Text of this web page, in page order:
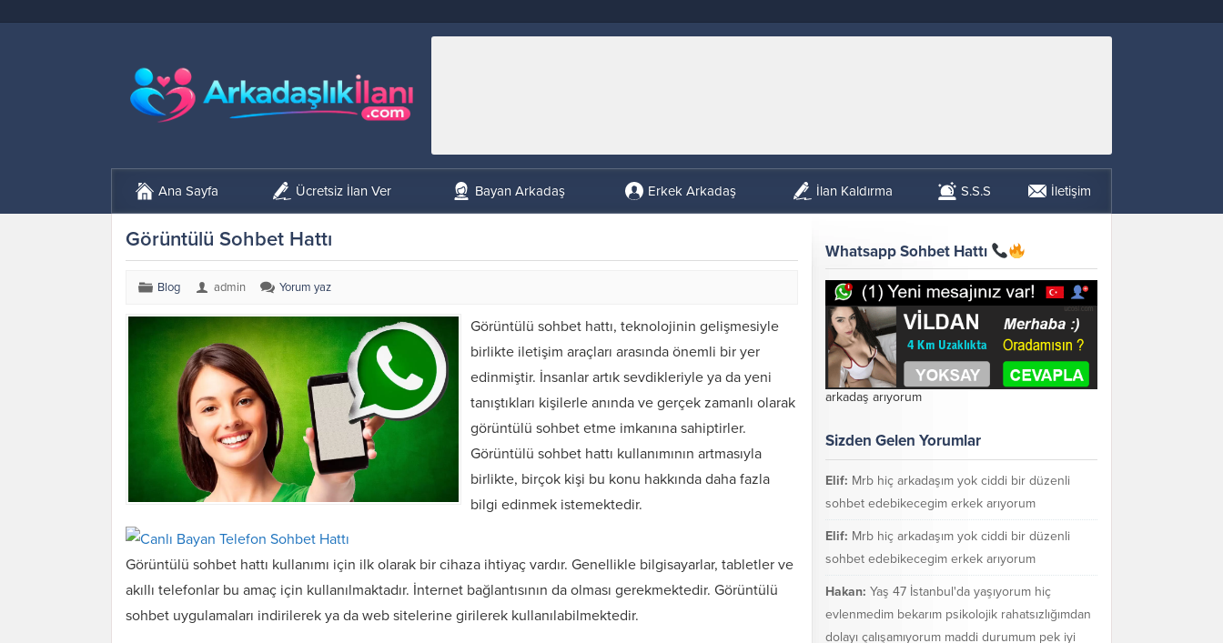
Ana Sayfa Ücretsiz İlan Ver Bayan Arkadaş Erkek Arkadaş İlan Kaldırma S.S.S İletişim
Görüntülü Sohbet Hattı
Blog admin Yorum yaz
Görüntülü sohbet hattı, teknolojinin gelişmesiyle
birlikte iletişim araçları arasında önemli bir yer
edinmiştir. İnsanlar artık sevdikleriyle ya da yeni
tanıştıkları kişilerle anında ve gerçek zamanlı olarak
görüntülü sohbet etme imkanına sahiptirler.
Görüntülü sohbet hattı kullanımının artmasıyla
birlikte, birçok kişi bu konu hakkında daha fazla
bilgi edinmek istemektedir.
Görüntülü sohbet hattı kullanımı için ilk olarak bir cihaza ihtiyaç vardır. Genellikle bilgisayarlar, tabletler ve
akıllı telefonlar bu amaç için kullanılmaktadır. İnternet bağlantısının da olması gerekmektedir. Görüntülü
sohbet uygulamaları indirilerek ya da web sitelerine girilerek kullanılabilmektedir.
Whatsapp Sohbet Hattı
arkadaş arıyorum
Sizden Gelen Yorumlar
Elif: Mrb hiç arkadaşım yok ciddi bir düzenli
sohbet edebikecegim erkek arıyorum
Elif: Mrb hiç arkadaşım yok ciddi bir düzenli
sohbet edebikecegim erkek arıyorum
Hakan: Yaş 47 İstanbul'da yaşıyorum hiç
evlenmedim bekarım psikolojik rahatsızlığımdan
dolayı çalışamıyorum maddi durumum pek iyi